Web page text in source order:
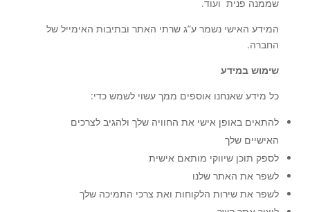
שממנה פנית ועוד.
המידע האישי נשמר ע”ג שרתי האתר ובתיבות האימייל של
החברה.
שימוש במידע
כל מידע שאנחנו אוספים ממך עשוי לשמש כדי:
להתאים באופן אישי את החוויה שלך ולהגיב לצרכים
האישיים שלך
לספק תוכן שיווקי מותאם אישית
לשפר את האתר שלנו
לשפר את שירות הלקוחות ואת צרכי התמיכה שלך